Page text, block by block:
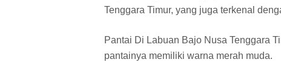
Tenggara Timur, yang juga terkenal
Pantai Di Labuan Bajo Nusa Tenggara
pantainya memiliki warna merah muda.